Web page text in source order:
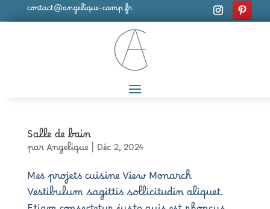
contact@angelique-camp.fr
Salle de bain
parAngelique| Déc 2, 2024
Mes projets cuisine View Monarch
Vestibulum sagittis sollicitudin aliquet.